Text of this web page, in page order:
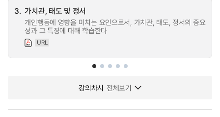
3. 가치관, 태도 및 정서
개인행동에 영향을 미치는 요인으로서, 가치관, 태도, 정서의 중요
성과 그 특징에 대해 학습한다
URL
강의차시 전체보기